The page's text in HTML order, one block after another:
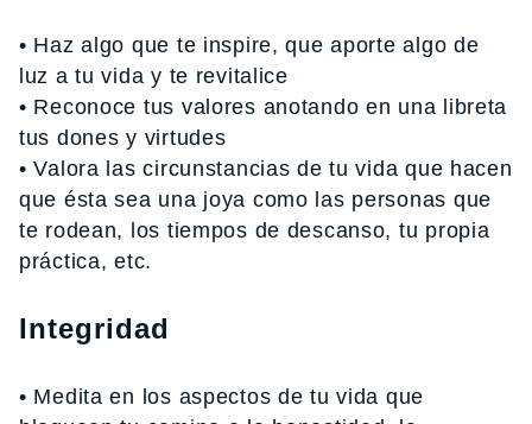
• Haz algo que te inspire, que aporte algo de
luz a tu vida y te revitalice
• Reconoce tus valores anotando en una libreta
tus dones y virtudes
• Valora las circunstancias de tu vida que hacen
que ésta sea una joya como las personas que
te rodean, los tiempos de descanso, tu propia
práctica, etc.
Integridad
• Medita en los aspectos de tu vida que